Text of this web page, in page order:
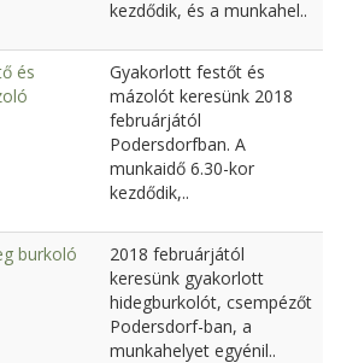
kezdődik, és a munkahel..
és
Gyakorlott festőt és
mázolót keresünk 2018
februárjától
Podersdorfban. A
munkaidő 6.30-kor
kezdődik,..
burkoló
2018 februárjától
keresünk gyakorlott
hidegburkolót, csempézőt
Podersdorf-ban, a
munkahelyet egyénil..